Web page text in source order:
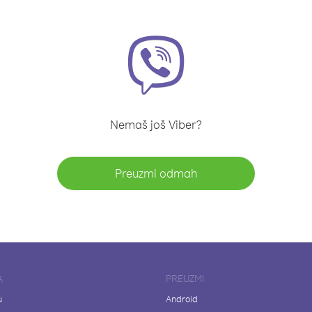
Nemaš još Viber?
Preuzmi odmah
PREUZMI
Android